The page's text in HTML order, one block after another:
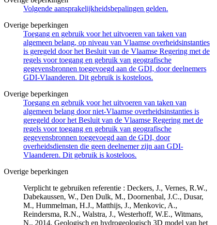
Volgende aansprakelijkheidsbepalingen gelden.
Overige beperkingen
Toegang en gebruik voor het uitvoeren van taken van
algemeen belang, op niveau van Vlaamse overheidsinstanties
is geregeld door het Besluit van de Vlaamse Regering met de
regels voor toegang en gebruik van geografische
gegevensbronnen toegevoegd aan de GDI, door deelnemers
GDI-Vlaanderen. Dit gebruik is kosteloos.
Overige beperkingen
Toegang en gebruik voor het uitvoeren van taken van
algemeen belang door niet-Vlaamse overheidsinstanties is
geregeld door het Besluit van de Vlaamse Regering met de
regels voor toegang en gebruik van geografische
gegevensbronnen toegevoegd aan de GDI, door
overheidsdiensten die geen deelnemer zijn aan GDI-
Vlaanderen. Dit gebruik is kosteloos.
Overige beperkingen
Verplicht te gebruiken referentie : Deckers, J., Vernes, R.W.,
Dabekaussen, W., Den Dulk, M., Doornenbal, J.C., Dusar,
M., Hummelman, H.J., Matthijs, J., Menkovic, A.,
Reindersma, R.N., Walstra, J., Westerhoff, W.E., Witmans,
N., 2014. Geologisch en hydrogeologisch 3D model van het